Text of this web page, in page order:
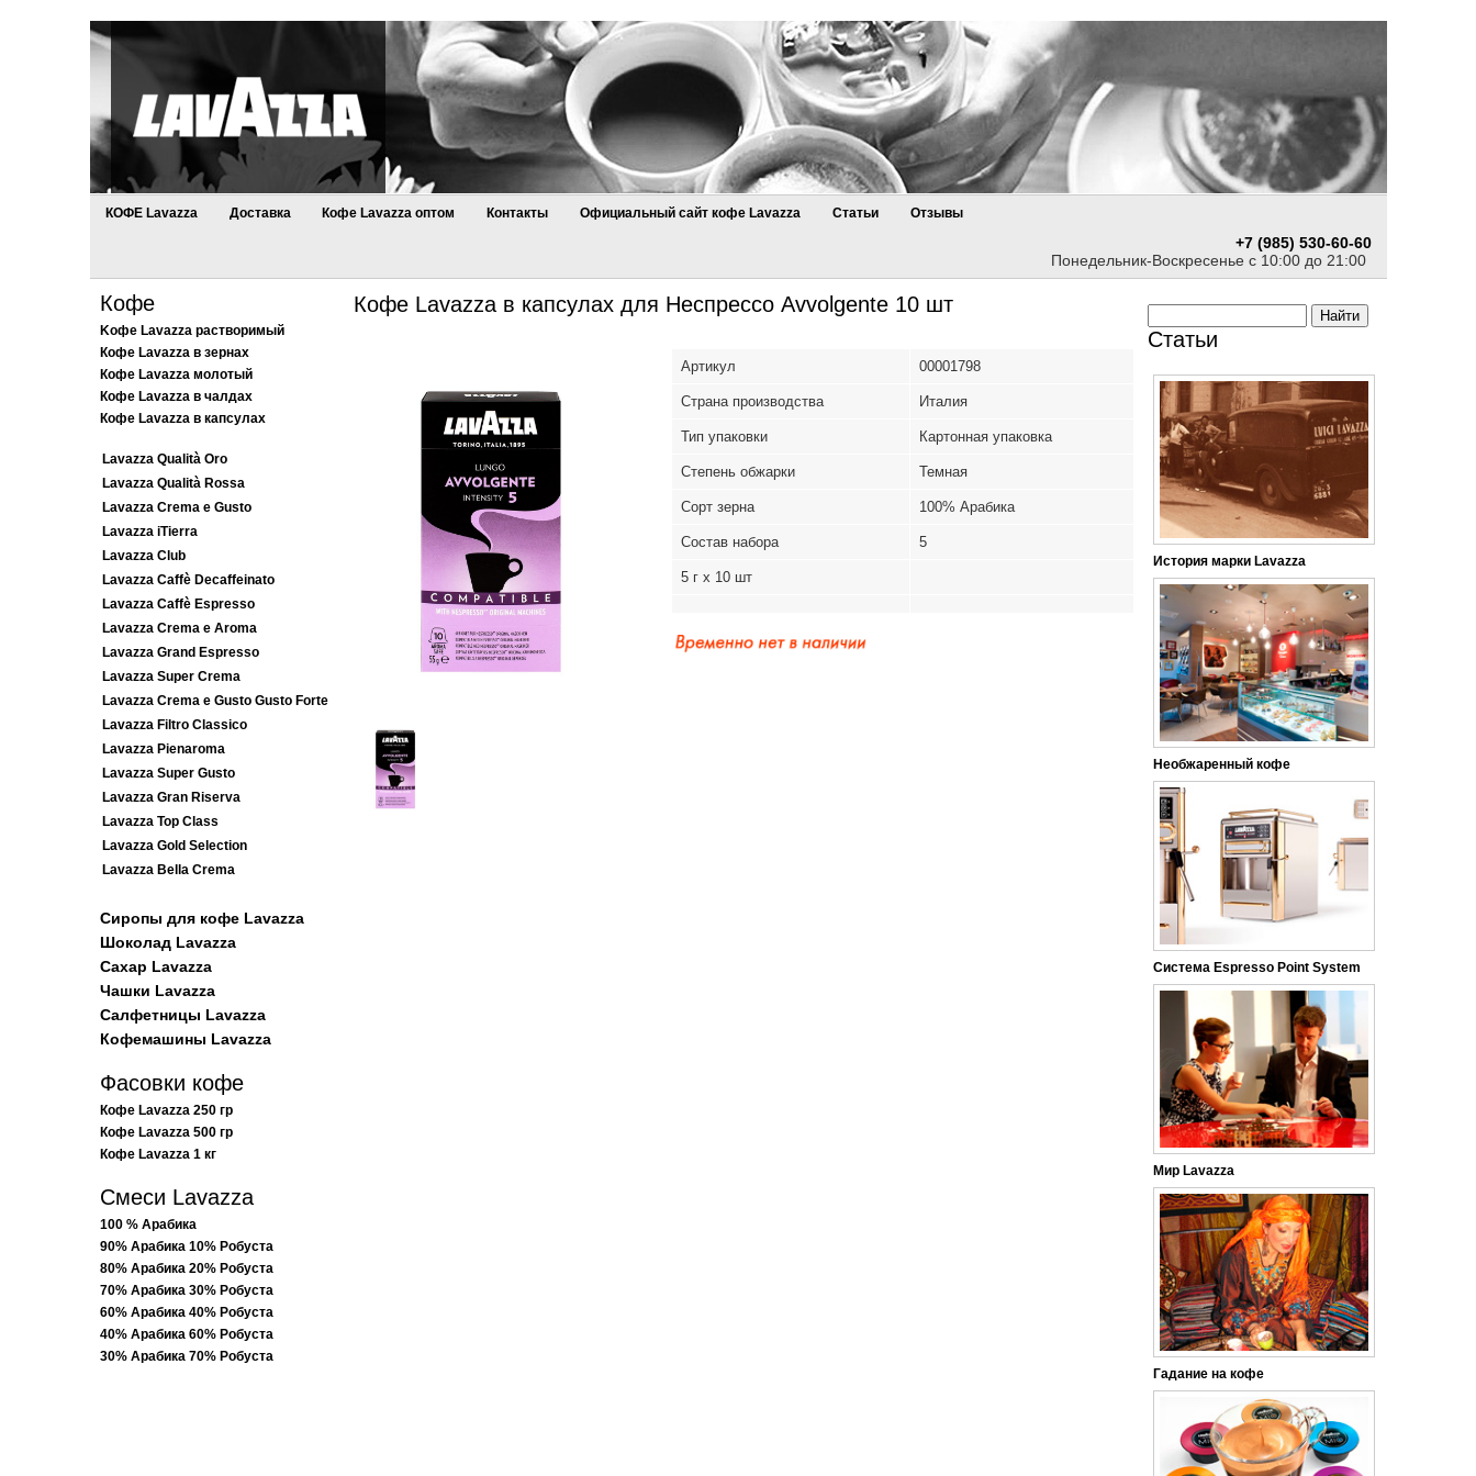
КОФЕ Lavazza Доставка Кофе Lavazza оптом Контакты Официальный сайт кофе Lavazza Статьи Отзывы
+7 (985) 530-60-60
Понедельник-Воскресенье с 10:00 до 21:00
Кофе
Kофе Lavazza растворимый
Кофе Lavazza в зернах
Кофе Lavazza молотый
Кофе Lavazza в чалдах
Кофе Lavazza в капсулах
Lavazza Qualità Oro
Lavazza Qualità Rossa
Lavazza Crema e Gusto
Lavazza iTierra
Lavazza Club
Lavazza Caffè Decaffeinato
Lavazza Caffè Espresso
Lavazza Crema e Aroma
Lavazza Grand Espresso
Lavazza Super Crema
Lavazza Crema e Gusto Gusto Forte
Lavazza Filtro Classico
Lavazza Pienaroma
Lavazza Super Gusto
Lavazza Gran Riserva
Lavazza Top Class
Lavazza Gold Selection
Lavazza Bella Crema
Сиропы для кофе Lavazza
Шоколад Lavazza
Сахар Lavazza
Чашки Lavazza
Салфетницы Lavazza
Кофемашины Lavazza
Фасовки кофе
Кофе Lavazza 250 гр
Кофе Lavazza 500 гр
Кофе Lavazza 1 кг
Смеси Lavazza
100 % Арабика
90% Арабика 10% Робуста
80% Арабика 20% Робуста
70% Арабика 30% Робуста
60% Арабика 40% Робуста
40% Арабика 60% Робуста
30% Арабика 70% Робуста
Кофе Lavazza в капсулах для Неспрессо Avvolgente 10 шт
Артикул 00001798
Страна производства Италия
Тип упаковки Картонная упаковка
Степень обжарки Темная
Сорт зерна 100% Арабика
Состав набора 5
5 г х 10 шт
Статьи
История марки Lavazza
Необжаренный кофе
Система Espresso Point System
Мир Lavazza
Гадание на кофе